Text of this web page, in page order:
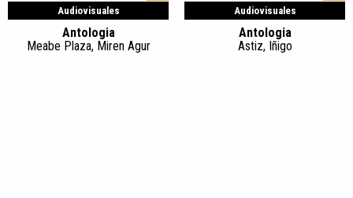
Audiovisuales
Antologia
Meabe Plaza, Miren Agur
Audiovisuales
Antologia
Astiz, Iñigo